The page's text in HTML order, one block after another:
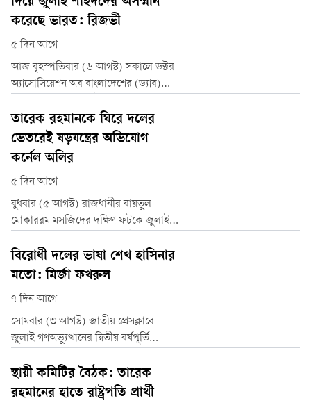
বিনিময় খেয়েছেন, আওয়ামীদের পক্ষে
বাড়িঘর পাহারা দিয়ে খেয়েছেন, ঠিকাদারি
পাহারা দিয়ে খেয়েছেন।
করেছে ভারত: রিজভী
৫ দিন আগে
আজ বৃহস্পতিবার (৬ আগস্ট) সকালে ডক্টর
অ্যাসোসিয়েশন অব বাংলাদেশের (ড্যাব)
প্রেসিডেন্ট জিয়াউর রহমান ও বেগম খালেদা
জিয়ার সমাধিতে শ্রদ্ধা নিবেদন শেষে এ
অভিযোগ করেন তিনি।
তারেক রহমানকে ঘিরে দলের
ভেতরেই ষড়যন্ত্রের অভিযোগ
কর্নেল অলির
৫ দিন আগে
বুধবার (৫ আগস্ট) রাজধানীর বায়তুল
মোকাররম মসজিদের দক্ষিণ ফটকে জুলাই
দলীয় ঐক্যের আয়োজিত গণসমাবেশে
বক্তব্য দিতে গিয়ে এ মন্তব্য করেন তিনি।
বিরোধী দলের ভাষা শেখ হাসিনার
মতো: মির্জা ফখরুল
৭ দিন আগে
সোমবার (৩ আগস্ট) জাতীয় প্রেসক্লাবে
জুলাই গণঅভ্যুত্থানের দ্বিতীয় বর্ষপূর্তি
তিনি এসব কথা বলেন।
স্থায়ী কমিটির বৈঠক: তারেক
রহমানের হাতে রাষ্ট্রপতি প্রার্থী